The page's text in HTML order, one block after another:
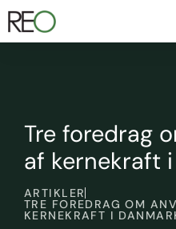
Tre foredrag
af kernekraft
ARTIKLER
TRE FOREDRAG OM
KERNEKRAFT I